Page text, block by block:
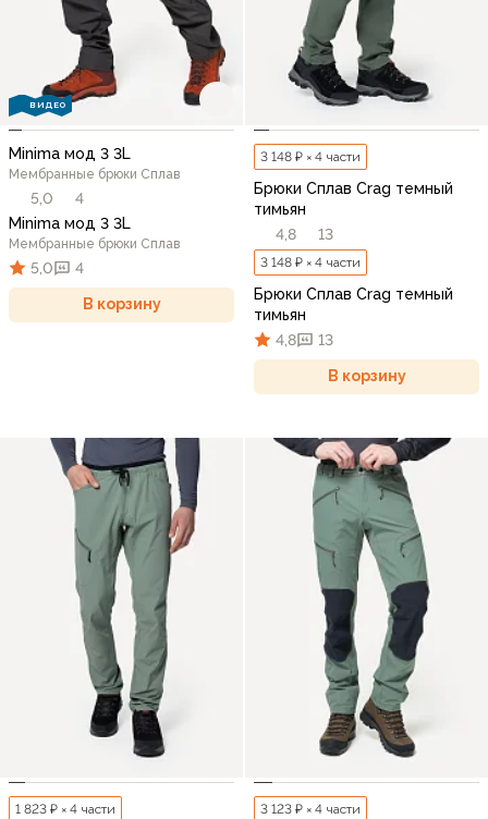
ВИДЕО
Minima мод 3 3L
Мембранные брюки Сплав
5,0
4
Minima мод 3 3L
Мембранные брюки Сплав
5,0 4
В корзину
3 148 ₽ × 4 части
Брюки Сплав Crag темный
тимьян
4,8
13
3 148 ₽ × 4 части
Брюки Сплав Crag темный
тимьян
4,8
13
В корзину
1 823 ₽ × 4 части 3 123 ₽ × 4 части